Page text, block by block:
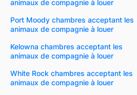
animaux de compagnie à louer
Port Moody chambres acceptant les
animaux de compagnie à louer
Kelowna chambres acceptant les
animaux de compagnie à louer
White Rock chambres acceptant les
animaux de compagnie à louer